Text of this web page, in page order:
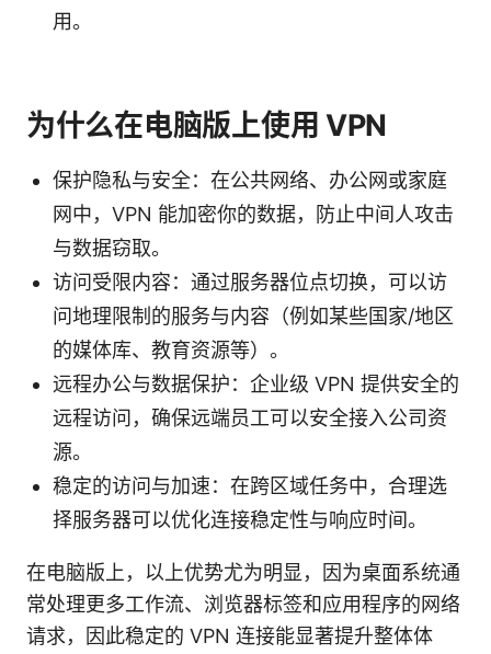
用。
为什么在电脑版上使用 VPN
保护隐私与安全：在公共网络、办公网或家庭
网中，VPN 能加密你的数据，防止中间人攻击
与数据窃取。
访问受限内容：通过服务器位点切换，可以访
问地理限制的服务与内容（例如某些国家/地区
的媒体库、教育资源等）。
远程办公与数据保护：企业级 VPN 提供安全的
远程访问，确保远端员工可以安全接入公司资
源。
稳定的访问与加速：在跨区域任务中，合理选
择服务器可以优化连接稳定性与响应时间。
在电脑版上，以上优势尤为明显，因为桌面系统通
常处理更多工作流、浏览器标签和应用程序的网络
请求，因此稳定的 VPN 连接能显著提升整体体